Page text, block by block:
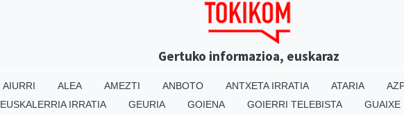
Gertuko informazioa, euskaraz
AIURRI ALEA AMEZTI ANBOTO ANTXETA IRRATIA ATARIA
EUSKALERRIA IRRATIA GEURIA GOIENA GOIERRI TELEBISTA GUAIXE